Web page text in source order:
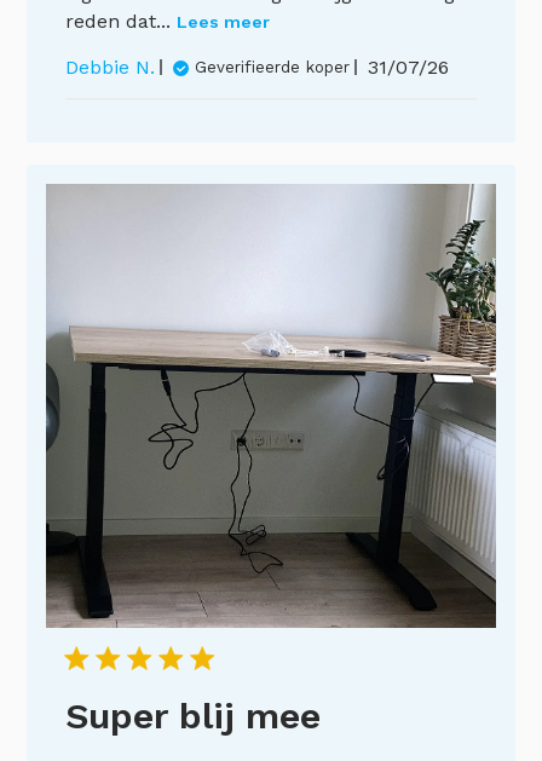
reden dat... Lees meer
Debbie N. Geverifieerde koper 31/07/26
Super blij mee